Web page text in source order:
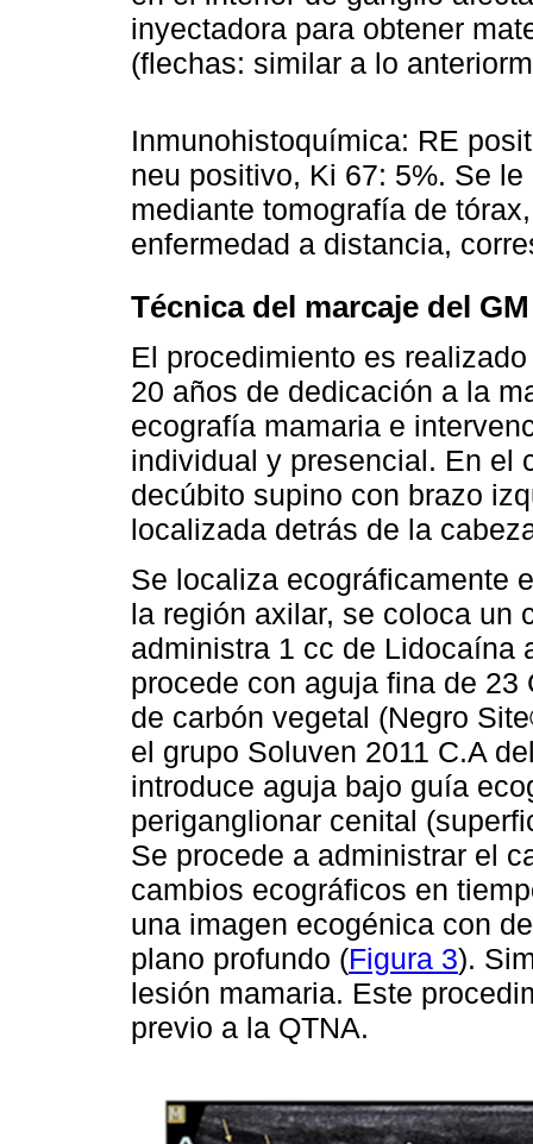
inyectadora para obtener
(flechas: similar a lo
Inmunohistoquímica: RE
neu positivo, Ki 67: 5%. Se
mediante tomografía de
enfermedad a distancia,
Técnica del marcaje del
El procedimiento es
20 años de dedicación a la
ecografía mamaria e
individual y presencial. En el
decúbito supino con brazo
localizada detrás de la
Se localiza ecográficamente
la región axilar, se coloca un
administra 1 cc de Lidocaína
procede con aguja fina de
de carbón vegetal (Negro
el grupo Soluven 2011 C.A
introduce aguja bajo guía
periganglionar cenital
Se procede a administrar el
cambios ecográficos en
una imagen ecogénica con
plano profundo (Figura 3).
lesión mamaria. Este
previo a la QTNA.